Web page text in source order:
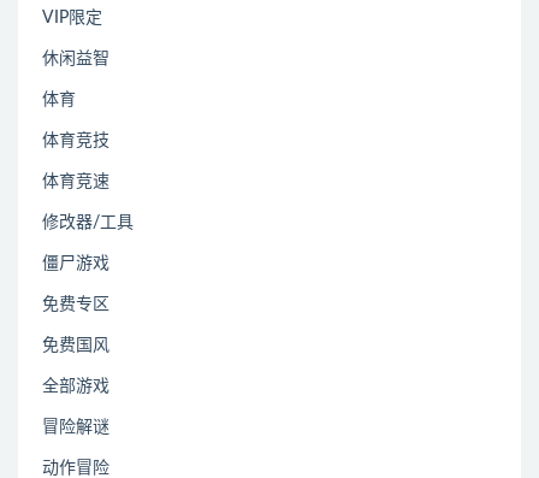
VIP限定
休闲益智
体育
体育竞技
体育竞速
修改器/工具
僵尸游戏
免费专区
免费国风
全部游戏
冒险解谜
动作冒险